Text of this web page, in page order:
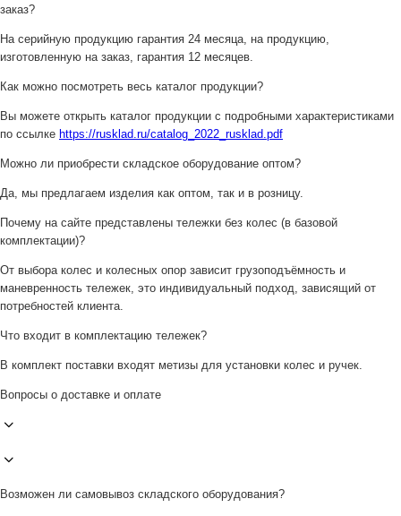
заказ?
На серийную продукцию гарантия 24 месяца, на продукцию,
изготовленную на заказ, гарантия 12 месяцев.
Как можно посмотреть весь каталог продукции?
Вы можете открыть каталог продукции с подробными характеристиками
по ссылке https://rusklad.ru/catalog_2022_rusklad.pdf
Можно ли приобрести складское оборудование оптом?
Да, мы предлагаем изделия как оптом, так и в розницу.
Почему на сайте представлены тележки без колес (в базовой
комплектации)?
От выбора колес и колесных опор зависит грузоподъёмность и
маневренность тележек, это индивидуальный подход, зависящий от
потребностей клиента.
Что входит в комплектацию тележек?
В комплект поставки входят метизы для установки колес и ручек.
Вопросы о доставке и оплате
Возможен ли самовывоз складского оборудования?